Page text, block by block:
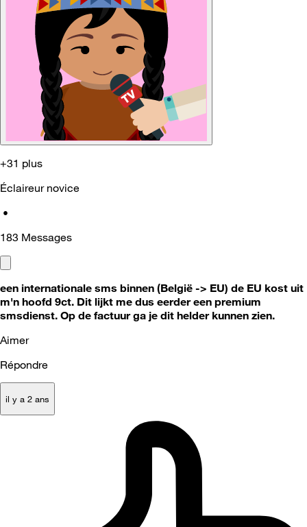
+31 plus
Éclaireur novice
•
183 Messages
een internationale sms binnen (België -> EU) de EU kost uit
m'n hoofd 9ct. Dit lijkt me dus eerder een premium
smsdienst. Op de factuur ga je dit helder kunnen zien.
Aimer
Répondre
il y a 2 ans